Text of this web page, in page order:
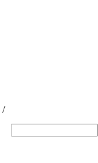
/